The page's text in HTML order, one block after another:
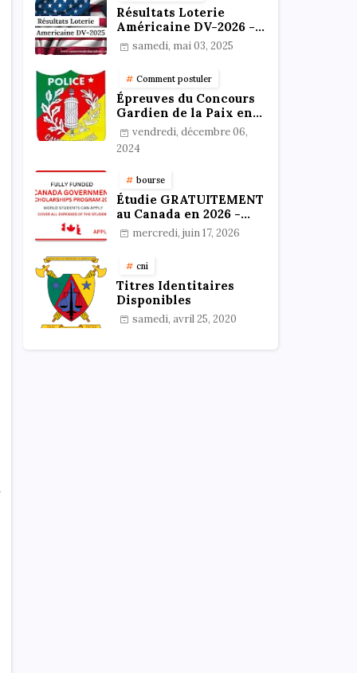
Résultats Loterie
Américaine DV-2026 -
Vérifiez votre statut en
ligne !
samedi, mai 03, 2025
Comment postuler
Épreuves du Concours
Gardien de la Paix en
Format PDF au
Cameroun : Stratégies,
Préparation et Astuces
vendredi, décembre 06,
2024
bourse
Étudie GRATUITEMENT
au Canada en 2026 -
Bourses 100%
Financées
mercredi, juin 17, 2026
cni
Titres Identitaires
Disponibles
samedi, avril 25, 2020